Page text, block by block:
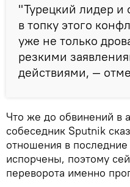
"Турецкий лидер и
в топку этого
уже не только
резкими
действиями, —
Что же до обвинений в
собеседник Sputnik
отношения в
испорчены, поэтому
переворота именно